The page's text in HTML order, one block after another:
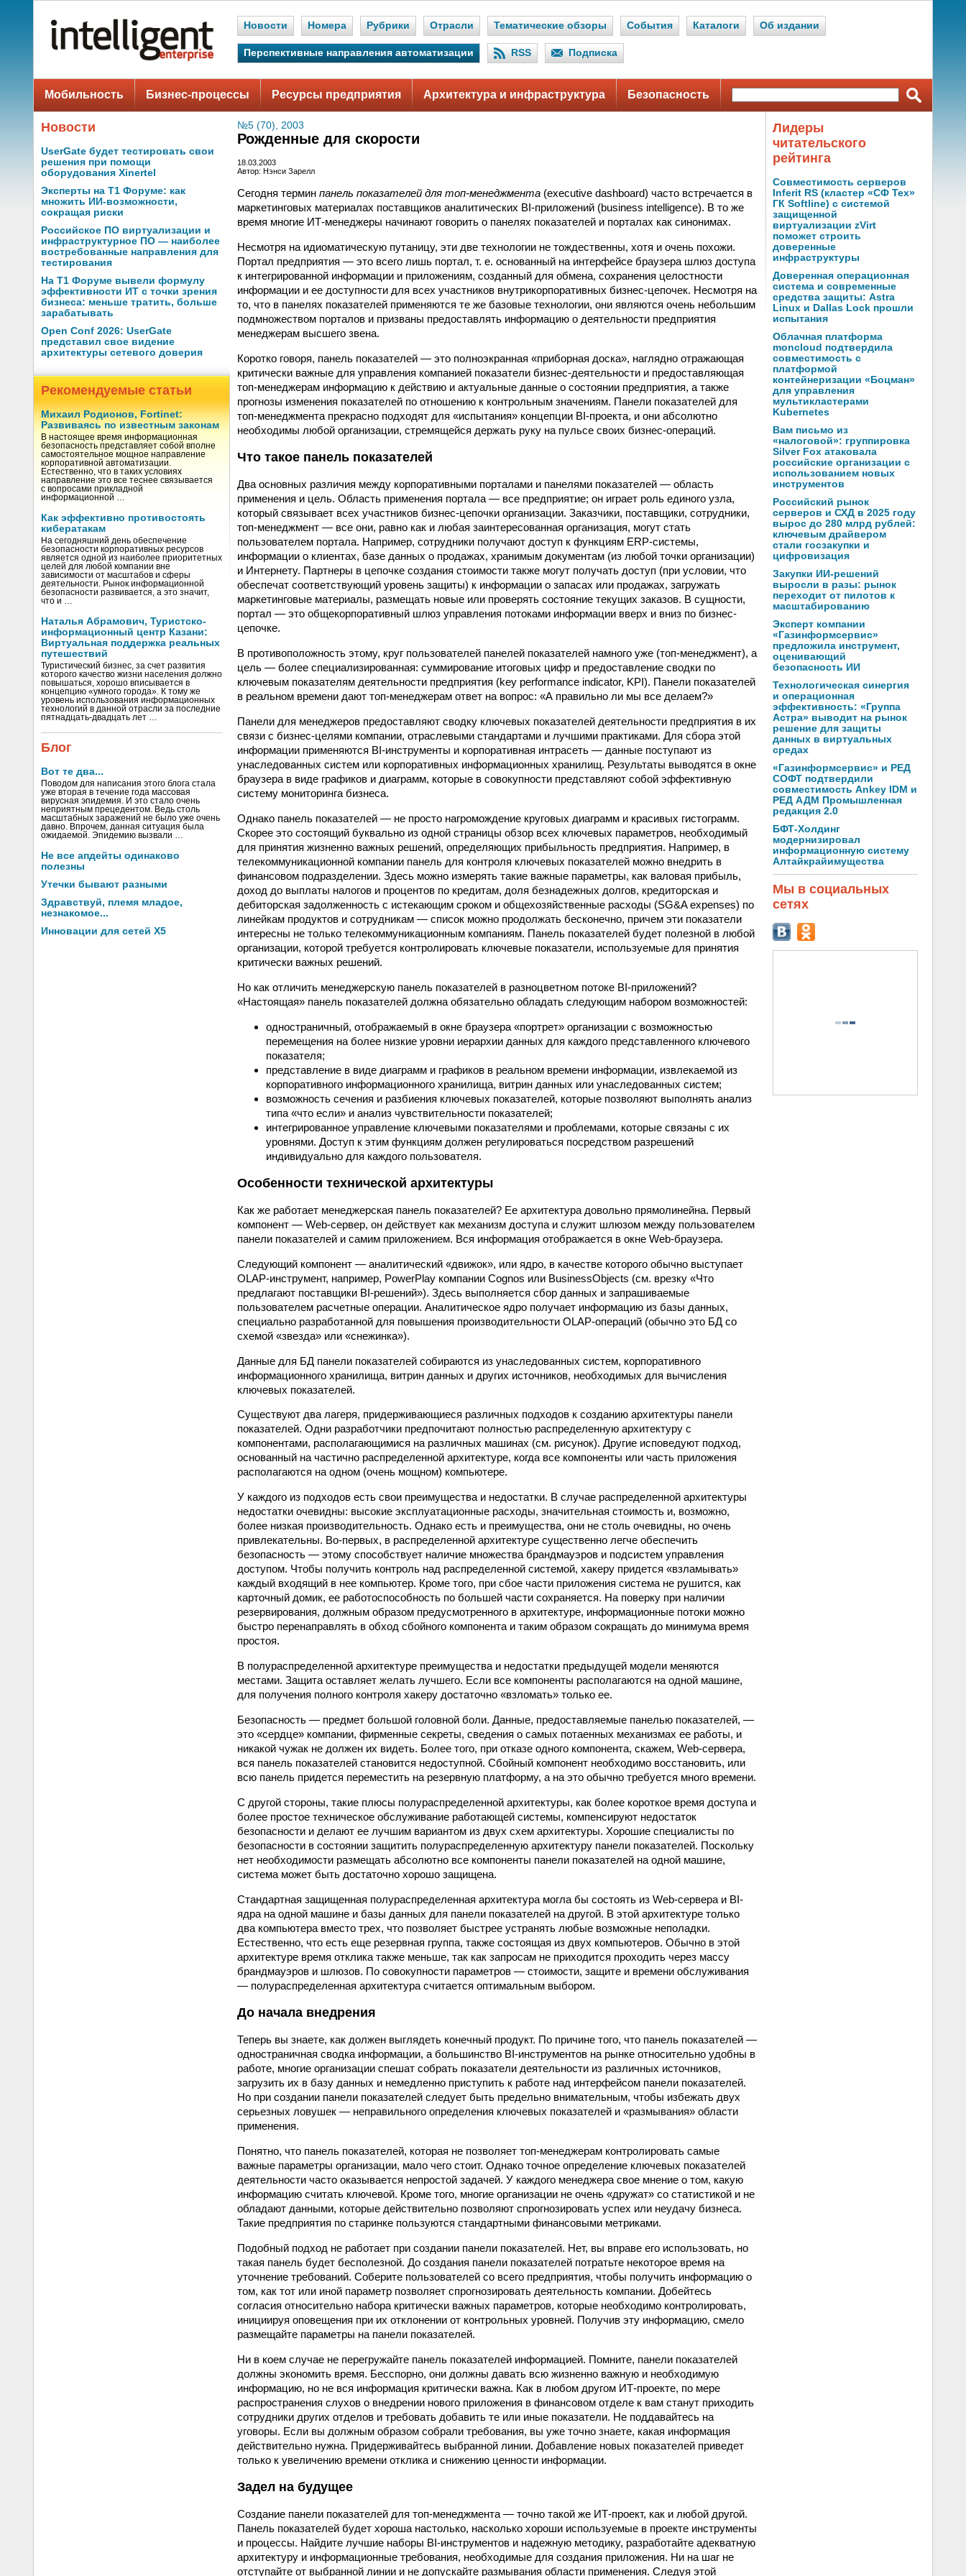
Новости Номера Рубрики Отрасли Тематические обзоры События Каталоги Об издании
Перспективные направления автоматизации RSS Подписка
Мобильность Бизнес-процессы Ресурсы предприятия Архитектура и инфраструктура Безопасность
Новости
UserGate будет тестировать свои
решения при помощи
оборудования Xinertel
Эксперты на Т1 Форуме: как
множить ИИ-возможности,
сокращая риски
Российское ПО виртуализации и
инфраструктурное ПО — наиболее
востребованные направления для
тестирования
На Т1 Форуме вывели формулу
эффективности ИТ с точки зрения
бизнеса: меньше тратить, больше
зарабатывать
Open Conf 2026: UserGate
представил свое видение
архитектуры сетевого доверия
Рекомендуемые статьи
Михаил Родионов, Fortinet:
Развиваясь по известным законам
В настоящее время информационная
безопасность представляет собой вполне
самостоятельное мощное направление
корпоративной автоматизации.
Естественно, что в таких условиях
направление это все теснее связывается
с вопросами прикладной
информационной …
Как эффективно противостоять
кибератакам
На сегодняшний день обеспечение
безопасности корпоративных ресурсов
является одной из наиболее приоритетных
целей для любой компании вне
зависимости от масштабов и сферы
деятельности. Рынок информационной
безопасности развивается, а это значит,
что и …
Наталья Абрамович, Туристско-
информационный центр Казани:
Виртуальная поддержка реальных
путешествий
Туристический бизнес, за счет развития
которого качество жизни населения должно
повышаться, хорошо вписывается в
концепцию «умного города». К тому же
уровень использования информационных
технологий в данной отрасли за последние
пятнадцать-двадцать лет …
Блог
Вот те два...
Поводом для написания этого блога стала
уже вторая в течение года массовая
вирусная эпидемия. И это стало очень
неприятным прецедентом. Ведь столь
масштабных заражений не было уже очень
давно. Впрочем, данная ситуация была
ожидаемой. Эпидемию вызвали …
Не все апдейты одинаково
полезны
Утечки бывают разными
Здравствуй, племя младое,
незнакомое...
Инновации для сетей X5
№5 (70), 2003
Рожденные для скорости
18.03.2003
Автор: Нэнси Зарелл
Сегодня термин панель показателей для топ-менеджмента (executive dashboard) часто встречается в
маркетинговых материалах поставщиков аналитических BI-приложений (business intelligence). В то же
время многие ИТ-менеджеры начинают говорить о панелях показателей и порталах как синонимах.
Несмотря на идиоматическую путаницу, эти две технологии не тождественны, хотя и очень похожи.
Портал предприятия — это всего лишь портал, т. е. основанный на интерфейсе браузера шлюз доступа
к интегрированной информации и приложениям, созданный для обмена, сохранения целостности
информации и ее доступности для всех участников внутрикорпоративных бизнес-цепочек. Несмотря на
то, что в панелях показателей применяются те же базовые технологии, они являются очень небольшим
подмножеством порталов и призваны предоставлять информацию о деятельности предприятия
менеджерам высшего звена.
Коротко говоря, панель показателей — это полноэкранная «приборная доска», наглядно отражающая
критически важные для управления компанией показатели бизнес-деятельности и предоставляющая
топ-менеджерам информацию к действию и актуальные данные о состоянии предприятия, а также
прогнозы изменения показателей по отношению к контрольным значениям. Панели показателей для
топ-менеджмента прекрасно подходят для «испытания» концепции BI-проекта, и они абсолютно
необходимы любой организации, стремящейся держать руку на пульсе своих бизнес-операций.
Что такое панель показателей
Два основных различия между корпоративными порталами и панелями показателей — область
применения и цель. Область применения портала — все предприятие; он играет роль единого узла,
который связывает всех участников бизнес-цепочки организации. Заказчики, поставщики, сотрудники,
топ-менеджмент — все они, равно как и любая заинтересованная организация, могут стать
пользователем портала. Например, сотрудники получают доступ к функциям ERP-системы,
информации о клиентах, базе данных о продажах, хранимым документам (из любой точки организации)
и Интернету. Партнеры в цепочке создания стоимости также могут получать доступ (при условии, что
обеспечат соответствующий уровень защиты) к информации о запасах или продажах, загружать
маркетинговые материалы, размещать новые или проверять состояние текущих заказов. В сущности,
портал — это общекорпоративный шлюз управления потоками информации вверх и вниз по бизнес-
цепочке.
В противоположность этому, круг пользователей панелей показателей намного уже (топ-менеджмент), а
цель — более специализированная: суммирование итоговых цифр и предоставление сводки по
ключевым показателям деятельности предприятия (key performance indicator, KPI). Панели показателей
в реальном времени дают топ-менеджерам ответ на вопрос: «А правильно ли мы все делаем?»
Панели для менеджеров предоставляют сводку ключевых показателей деятельности предприятия в их
связи с бизнес-целями компании, отраслевыми стандартами и лучшими практиками. Для сбора этой
информации применяются BI-инструменты и корпоративная интрасеть — данные поступают из
унаследованных систем или корпоративных информационных хранилищ. Результаты выводятся в окне
браузера в виде графиков и диаграмм, которые в совокупности представляют собой эффективную
систему мониторинга бизнеса.
Однако панель показателей — не просто нагромождение круговых диаграмм и красивых гистограмм.
Скорее это состоящий буквально из одной страницы обзор всех ключевых параметров, необходимый
для принятия жизненно важных решений, определяющих прибыльность предприятия. Например, в
телекоммуникационной компании панель для контроля ключевых показателей можно внедрить в
финансовом подразделении. Здесь можно измерять такие важные параметры, как валовая прибыль,
доход до выплаты налогов и процентов по кредитам, доля безнадежных долгов, кредиторская и
дебиторская задолженность с истекающим сроком и общехозяйственные расходы (SG&A expenses) по
линейкам продуктов и сотрудникам — список можно продолжать бесконечно, причем эти показатели
интересны не только телекоммуникационным компаниям. Панель показателей будет полезной в любой
организации, которой требуется контролировать ключевые показатели, используемые для принятия
критически важных решений.
Но как отличить менеджерскую панель показателей в разноцветном потоке BI-приложений?
«Настоящая» панель показателей должна обязательно обладать следующим набором возможностей:
одностраничный, отображаемый в окне браузера «портрет» организации с возможностью
перемещения на более низкие уровни иерархии данных для каждого представленного ключевого
показателя;
представление в виде диаграмм и графиков в реальном времени информации, извлекаемой из
корпоративного информационного хранилища, витрин данных или унаследованных систем;
возможность сечения и разбиения ключевых показателей, которые позволяют выполнять анализ
типа «что если» и анализ чувствительности показателей;
интегрированное управление ключевыми показателями и проблемами, которые связаны с их
уровнями. Доступ к этим функциям должен регулироваться посредством разрешений
индивидуально для каждого пользователя.
Особенности технической архитектуры
Как же работает менеджерская панель показателей? Ее архитектура довольно прямолинейна. Первый
компонент — Web-сервер, он действует как механизм доступа и служит шлюзом между пользователем
панели показателей и самим приложением. Вся информация отображается в окне Web-браузера.
Следующий компонент — аналитический «движок», или ядро, в качестве которого обычно выступает
OLAP-инструмент, например, PowerPlay компании Cognos или BusinessObjects (см. врезку «Что
предлагают поставщики BI-решений»). Здесь выполняется сбор данных и запрашиваемые
пользователем расчетные операции. Аналитическое ядро получает информацию из базы данных,
специально разработанной для повышения производительности OLAP-операций (обычно это БД со
схемой «звезда» или «снежинка»).
Данные для БД панели показателей собираются из унаследованных систем, корпоративного
информационного хранилища, витрин данных и других источников, необходимых для вычисления
ключевых показателей.
Существуют два лагеря, придерживающиеся различных подходов к созданию архитектуры панели
показателей. Одни разработчики предпочитают полностью распределенную архитектуру с
компонентами, располагающимися на различных машинах (см. рисунок). Другие исповедуют подход,
основанный на частично распределенной архитектуре, когда все компоненты или часть приложения
располагаются на одном (очень мощном) компьютере.
У каждого из подходов есть свои преимущества и недостатки. В случае распределенной архитектуры
недостатки очевидны: высокие эксплуатационные расходы, значительная стоимость и, возможно,
более низкая производительность. Однако есть и преимущества, они не столь очевидны, но очень
привлекательны. Во-первых, в распределенной архитектуре существенно легче обеспечить
безопасность — этому способствует наличие множества брандмауэров и подсистем управления
доступом. Чтобы получить контроль над распределенной системой, хакеру придется «взламывать»
каждый входящий в нее компьютер. Кроме того, при сбое части приложения система не рушится, как
карточный домик, ее работоспособность по большей части сохраняется. На поверку при наличии
резервирования, должным образом предусмотренного в архитектуре, информационные потоки можно
быстро перенаправлять в обход сбойного компонента и таким образом сокращать до минимума время
простоя.
В полураспределенной архитектуре преимущества и недостатки предыдущей модели меняются
местами. Защита оставляет желать лучшего. Если все компоненты располагаются на одной машине,
для получения полного контроля хакеру достаточно «взломать» только ее.
Безопасность — предмет большой головной боли. Данные, предоставляемые панелью показателей, —
это «сердце» компании, фирменные секреты, сведения о самых потаенных механизмах ее работы, и
никакой чужак не должен их видеть. Более того, при отказе одного компонента, скажем, Web-сервера,
вся панель показателей становится недоступной. Сбойный компонент необходимо восстановить, или
всю панель придется переместить на резервную платформу, а на это обычно требуется много времени.
С другой стороны, такие плюсы полураспределенной архитектуры, как более короткое время доступа и
более простое техническое обслуживание работающей системы, компенсируют недостаток
безопасности и делают ее лучшим вариантом из двух схем архитектуры. Хорошие специалисты по
безопасности в состоянии защитить полураспределенную архитектуру панели показателей. Поскольку
нет необходимости размещать абсолютно все компоненты панели показателей на одной машине,
система может быть достаточно хорошо защищена.
Стандартная защищенная полураспределенная архитектура могла бы состоять из Web-сервера и BI-
ядра на одной машине и базы данных для панели показателей на другой. В этой архитектуре только
два компьютера вместо трех, что позволяет быстрее устранять любые возможные неполадки.
Естественно, что есть еще резервная группа, также состоящая из двух компьютеров. Обычно в этой
архитектуре время отклика также меньше, так как запросам не приходится проходить через массу
брандмауэров и шлюзов. По совокупности параметров — стоимости, защите и времени обслуживания
— полураспределенная архитектура считается оптимальным выбором.
До начала внедрения
Теперь вы знаете, как должен выглядеть конечный продукт. По причине того, что панель показателей —
одностраничная сводка информации, а большинство BI-инструментов на рынке относительно удобны в
работе, многие организации спешат собрать показатели деятельности из различных источников,
загрузить их в базу данных и немедленно приступить к работе над интерфейсом панели показателей.
Но при создании панели показателей следует быть предельно внимательным, чтобы избежать двух
серьезных ловушек — неправильного определения ключевых показателей и «размывания» области
применения.
Понятно, что панель показателей, которая не позволяет топ-менеджерам контролировать самые
важные параметры организации, мало чего стоит. Однако точное определение ключевых показателей
деятельности часто оказывается непростой задачей. У каждого менеджера свое мнение о том, какую
информацию считать ключевой. Кроме того, многие организации не очень «дружат» со статистикой и не
обладают данными, которые действительно позволяют спрогнозировать успех или неудачу бизнеса.
Такие предприятия по старинке пользуются стандартными финансовыми метриками.
Подобный подход не работает при создании панели показателей. Нет, вы вправе его использовать, но
такая панель будет бесполезной. До создания панели показателей потратьте некоторое время на
уточнение требований. Соберите пользователей со всего предприятия, чтобы получить информацию о
том, как тот или иной параметр позволяет спрогнозировать деятельность компании. Добейтесь
согласия относительно набора критически важных параметров, которые необходимо контролировать,
инициируя оповещения при их отклонении от контрольных уровней. Получив эту информацию, смело
размещайте параметры на панели показателей.
Ни в коем случае не перегружайте панель показателей информацией. Помните, панели показателей
должны экономить время. Бесспорно, они должны давать всю жизненно важную и необходимую
информацию, но не вся информация критически важна. Как в любом другом ИТ-проекте, по мере
распространения слухов о внедрении нового приложения в финансовом отделе к вам станут приходить
сотрудники других отделов и требовать добавить те или иные показатели. Не поддавайтесь на
уговоры. Если вы должным образом собрали требования, вы уже точно знаете, какая информация
действительно нужна. Придерживайтесь выбранной линии. Добавление новых показателей приведет
только к увеличению времени отклика и снижению ценности информации.
Задел на будущее
Создание панели показателей для топ-менеджмента — точно такой же ИТ-проект, как и любой другой.
Панель показателей будет хороша настолько, насколько хороши используемые в проекте инструменты
и процессы. Найдите лучшие наборы BI-инструментов и надежную методику, разработайте адекватную
архитектуру и информационные требования, необходимые для создания приложения. Ни на шаг не
отступайте от выбранной линии и не допускайте размывания области применения. Следуя этой
Лидеры
читательского
рейтинга
Совместимость серверов
Inferit RS (кластер «СФ Тех»
ГК Softline) с системой
защищенной
виртуализации zVirt
поможет строить
доверенные
инфраструктуры
Доверенная операционная
система и современные
средства защиты: Astra
Linux и Dallas Lock прошли
испытания
Облачная платформа
moncloud подтвердила
совместимость с
платформой
контейнеризации «Боцман»
для управления
мультикластерами
Kubernetes
Вам письмо из
«налоговой»: группировка
Silver Fox атаковала
российские организации с
использованием новых
инструментов
Российский рынок
серверов и СХД в 2025 году
вырос до 280 млрд рублей:
ключевым драйвером
стали госзакупки и
цифровизация
Закупки ИИ-решений
выросли в разы: рынок
переходит от пилотов к
масштабированию
Эксперт компании
«Газинформсервис»
предложила инструмент,
оценивающий
безопасность ИИ
Технологическая синергия
и операционная
эффективность: «Группа
Астра» выводит на рынок
решение для защиты
данных в виртуальных
средах
«Газинформсервис» и РЕД
СОФТ подтвердили
совместимость Ankey IDM и
РЕД АДМ Промышленная
редакция 2.0
БФТ-Холдинг
модернизировал
информационную систему
Алтайкрайимущества
Мы в социальных
сетях